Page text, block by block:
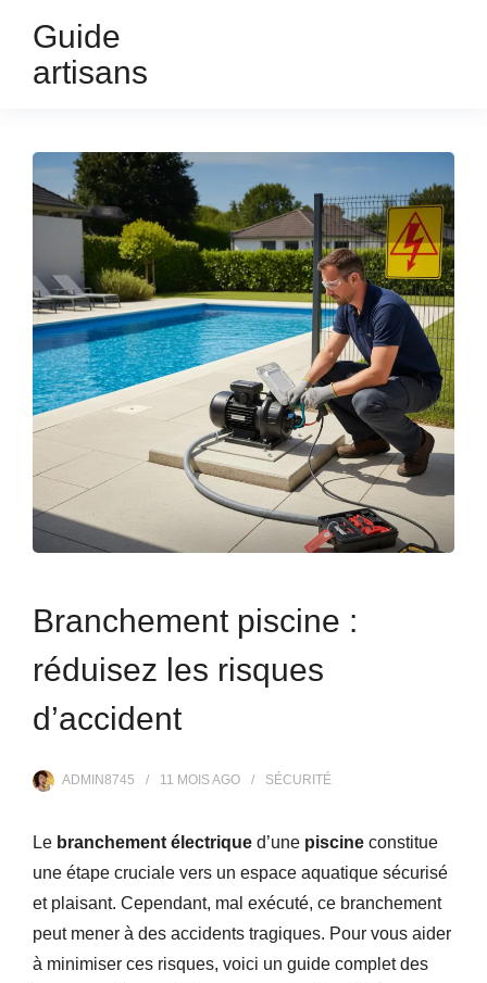
Guide
artisans
Branchement piscine :
réduisez les risques
d’accident
ADMIN8745 11 MOISAGO SÉCURITÉ
Le branchement électrique d’une piscine constitue
une étape cruciale vers un espace aquatique sécurisé
et plaisant. Cependant, mal exécuté, ce branchement
peut mener à des accidents tragiques. Pour vous aider
à minimiser ces risques, voici un guide complet des